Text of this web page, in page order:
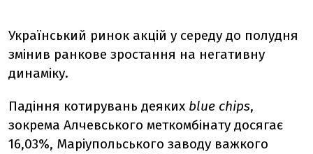
Український ринок акцій у середу до полудня
змінив ранкове зростання на негативну
динаміку.
Падіння котирувань деяких blue chips,
зокрема Алчевського меткомбінату досягає
16,03%, Маріупольського заводу важкого